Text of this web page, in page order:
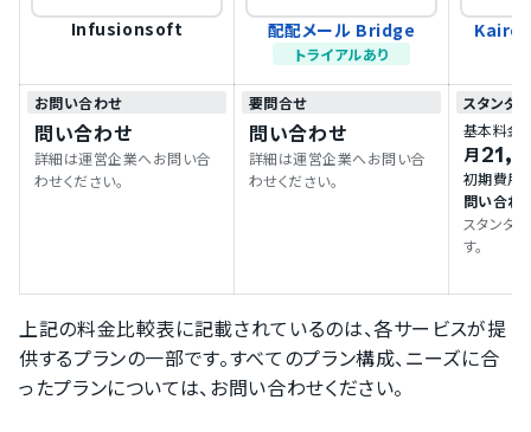
Infusionsoft 配配メール Bridge
トライアルあり
お問い合わせ
問い合わせ
詳細は運営企業へお問い合
わせください。
要問合せ
問い合わせ
詳細は運営企業へお問い合
わせください。
スタンダ
基本料金
月
初期費用
問い合わ
スタンダ
す。
上記の料金比較表に記載されているのは、各サービスが提
供するプランの一部です。すべてのプラン構成、ニーズに合
ったプランについては、お問い合わせください。